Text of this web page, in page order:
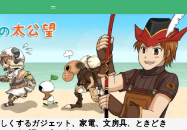
=
くするガジェット、家電、文房具、ときどき